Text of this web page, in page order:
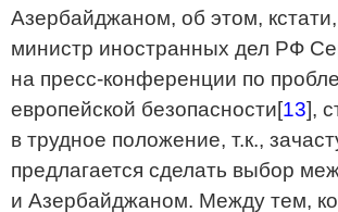
Азербайджаном, об этом,
министр иностранных дел РФ
на пресс-конференции по
европейской безопасности[13],
в трудное положение, т.к.,
предлагается сделать выбор
и Азербайджаном. Между тем,